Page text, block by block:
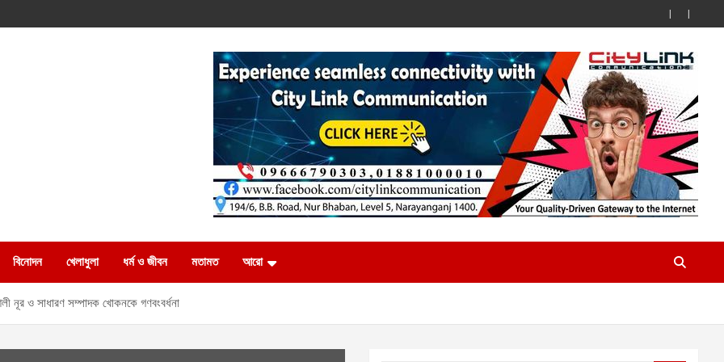
বিনোদন খেলাধুলা ধর্ম ও জীবন মতামত আরো
নূর ও সাধারণ সম্পাদক খোকনকে গণবংবর্ধনা